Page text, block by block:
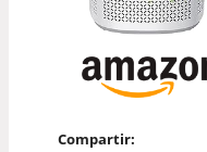
Compartir: